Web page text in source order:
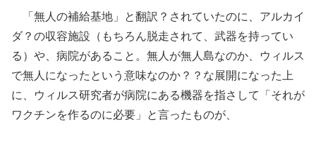
「無人の補給基地」と翻訳？されていたのに、アルカイ
ダ？の収容施設（もちろん脱走されて、武器を持ってい
る）や、病院があること。無人が無人島なのか、ウィルス
で無人になったという意味なのか？？な展開になった上
に、ウィルス研究者が病院にある機器を指さして「それが
ワクチンを作るのに必要」と言ったものが、